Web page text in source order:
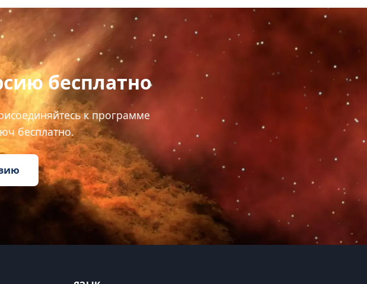
бесплатно
к программе
бесплатно.